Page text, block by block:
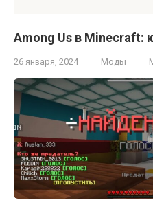
Among Us в Minecraft:
26 января, 2024 Моды